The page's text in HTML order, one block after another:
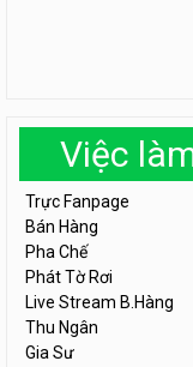
Việc
Trực Fanpage
Bán Hàng
Pha Chế
Phát Tờ Rơi
Live Stream B.Hàng
Thu Ngân
Gia Sư